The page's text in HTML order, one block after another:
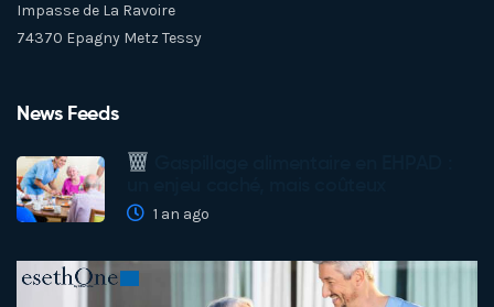
Impasse de La Ravoire
74370 Epagny Metz Tessy
News Feeds
1 an ago
Lecteur